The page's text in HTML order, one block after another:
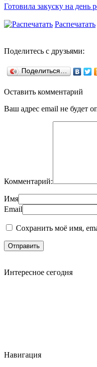
Готовила закуску на день
Распечатать
Поделитесь с друзьями:
Поделиться…
Оставить комментарий
Ваш адрес email не будет
Комментарий:
Имя
Email
Сохранить моё имя,
Интересное сегодня
Навигация